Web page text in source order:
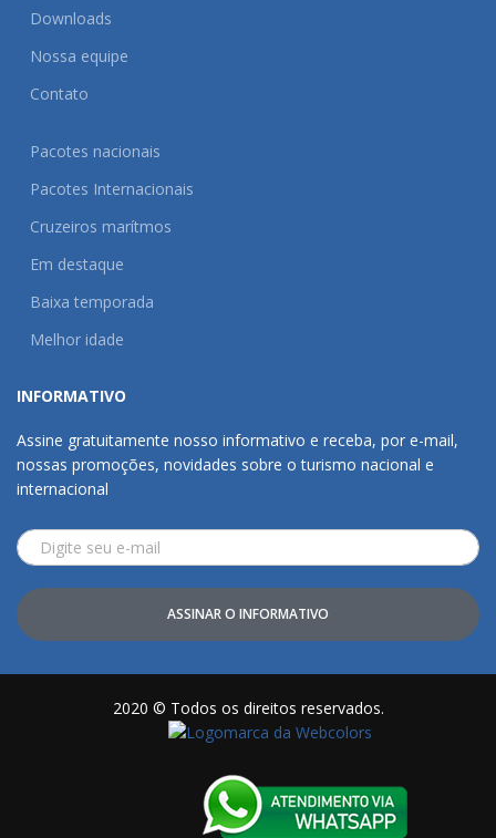
Downloads
Nossa equipe
Contato
Pacotes nacionais
Pacotes Internacionais
Cruzeiros marítmos
Em destaque
Baixa temporada
Melhor idade
INFORMATIVO
Assine gratuitamente nosso informativo e receba, por e-mail,
nossas promoções, novidades sobre o turismo nacional e
internacional
ASSINAR O INFORMATIVO
2020 © Todos os direitos reservados.